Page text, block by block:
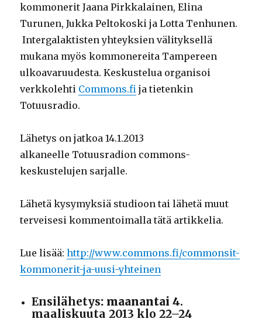
kommonerit Jaana Pirkkalainen, Elina
Turunen, Jukka Peltokoski ja Lotta Tenhunen.
Intergalaktisten yhteyksien välityksellä
mukana myös kommonereita Tampereen
ulkoavaruudesta. Keskustelua organisoi
verkkolehti Commons.fi ja tietenkin
Totuusradio.
Lähetys on jatkoa 14.1.2013
alkaneelle Totuusradion commons-
keskustelujen sarjalle.
Lähetä kysymyksiä studioon tai lähetä muut
terveisesi kommentoimalla tätä artikkelia.
Lue lisää:http://www.commons.fi/commonsit-
kommonerit-ja-uusi-yhteinen
Ensilähetys: maanantai 4.
maaliskuuta 2013 klo 22–24